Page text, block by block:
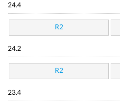
24.4
R2
24.2
R2
23.4